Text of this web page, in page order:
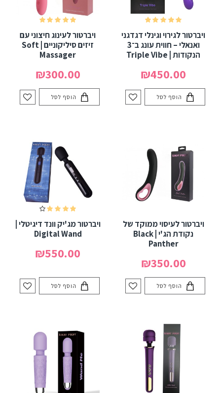
ויברטור לגירוי וגינלי דגדגני
ואנאלי – חווית עונג ב־3
הנקודות | Triple Vibe
₪450.00
הוסף לסל
ויברטור לעינוג חיצוני עם
זיזים סיליקוניים | Soft
Massager
₪300.00
הוסף לסל
ויברטור לעיסוי ממוקד של
נקודת הג'י | Black
Panther
₪350.00
הוסף לסל
ויברטור מג'יק וונד דיגיטלי |
Digital Wand
₪550.00
הוסף לסל